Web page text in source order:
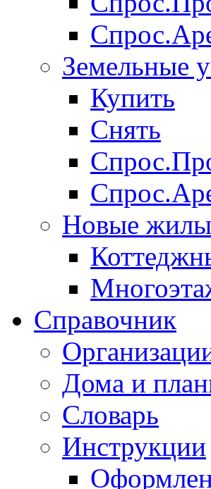
Земельные
Купить
Снять
Новые
Справочник
Дома и
Словарь
Инструкции